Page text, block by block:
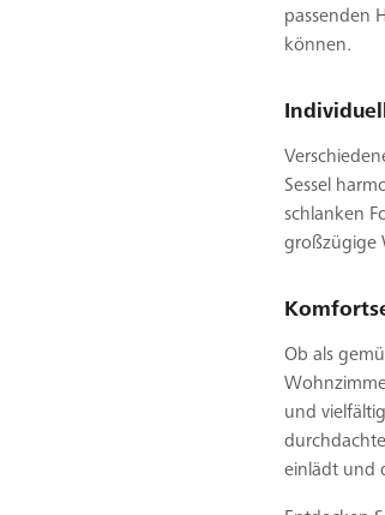
passenden
können.
Sessel
schlanken
großzügige
Ob als
und
einlädt und